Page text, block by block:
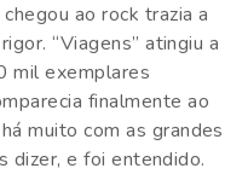
ao rock trazia a
“Viagens” atingiu a
mil exemplares
finalmente ao
muito com as grandes
dizer, e foi entendido.